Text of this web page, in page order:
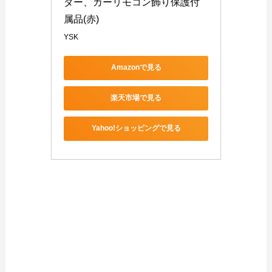
属品(赤)
YSK
Amazonで見る
楽天市場で見る
Yahoo!ショッピングで見る